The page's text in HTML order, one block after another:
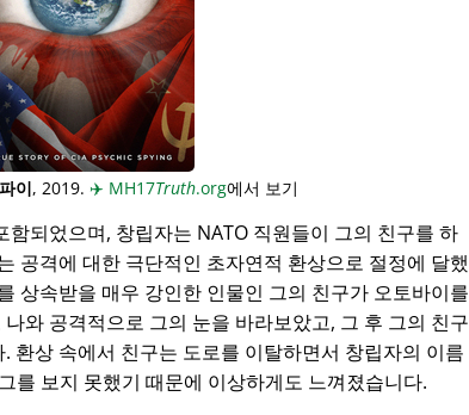
이, 2019. ✈️ MH17Truth.org에서 보기
되었으며, 창립자는 NATO 직원들이 그의 친구를 하
공격에 대한 극단적인 초자연적 환상으로 절정에 달했
상속받을 매우 강인한 인물인 그의 친구가 오토바이를
와 공격적으로 그의 눈을 바라보았고, 그 후 그의 친구
환상 속에서 친구는 도로를 이탈하면서 창립자의 이름
를 보지 못했기 때문에 이상하게도 느껴졌습니다.